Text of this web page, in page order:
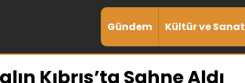
Gündem Kültür ve Sanat
Kıbrıs’ta Sahne Aldı